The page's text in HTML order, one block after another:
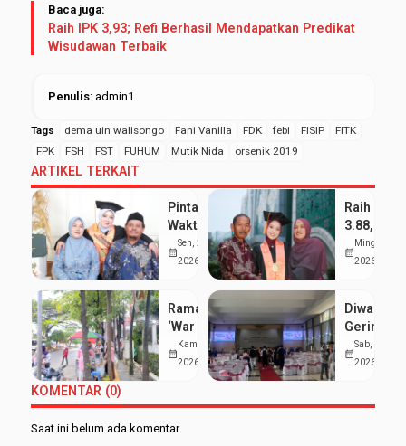
Baca juga:
Raih IPK 3,93; Refi Berhasil Mendapatkan Predikat
Wisudawan Terbaik
Penulis: admin1
Tags dema uin walisongo Fani Vanilla FDK febi FISIP
FITK
FPK
FSH FST FUHUM Mutik Nida orsenik 2019
ARTIKEL TERKAIT
Pintar Bagi
Waktu
antara
Kuliah dan
Pondok,
Siti Nur
Aisyah
Sabet
Gelar
Wisudawan
calendar_month
Sen, 25 Mei
2026
Raih IPK
3.88,
Kumala
Dewi
dan
Prestasi
Akademik
Bisa
Serasi
calendar_month
Ming, 24
2026
Ramai
‘War Takjil’
di Sekitar
Kampus 3
Hemat
calendar_month
Kam, 19 Mar
2026
Diwarnai
Gerimis,
UIN
calendar_month
Sab, 7 Feb
2026
KOMENTAR (0)
Saat ini belum ada komentar